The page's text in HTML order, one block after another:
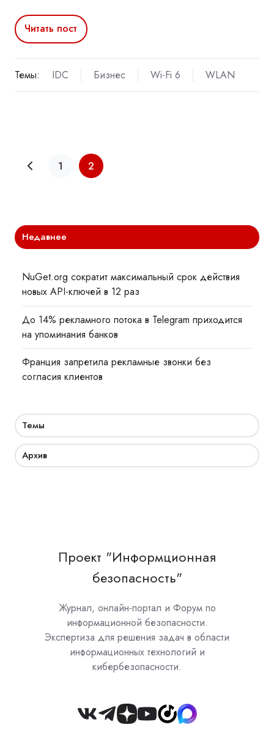
Читать пост
Темы: IDC Бизнес Wi-Fi 6 WLAN
1 2
Недавнее
NuGet.org сократит максимальный срок действия
новых API-ключей в 12 раз
До 14% рекламного потока в Telegram приходится
на упоминания банков
Франция запретила рекламные звонки без
согласия клиентов
Темы
Архив
Проект "Информционная
безопасность"
Журнал, онлайн-портал и Форум по
информационной безопасности.
Экспертиза для решения задач в области
информационных технологий и
кибербезопасности.
Join